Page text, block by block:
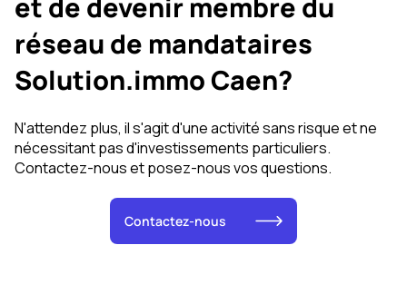
réseau de mandataires
Solution.immo Caen?
N'attendez plus, il s'agit d'une activité sans risque et ne
nécessitant pas d'investissements particuliers.
Contactez-nous et posez-nous vos questions.
Contactez-nous